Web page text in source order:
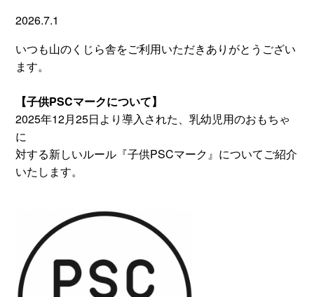
2026.7.1
いつも山のくじら舎をご利用いただきありがとうござい
ます。
【子供PSCマークについて】
2025年12月25日より導入された、乳幼児用のおもちゃ
に
対する新しいルール『子供PSCマーク』についてご紹介
いたします。